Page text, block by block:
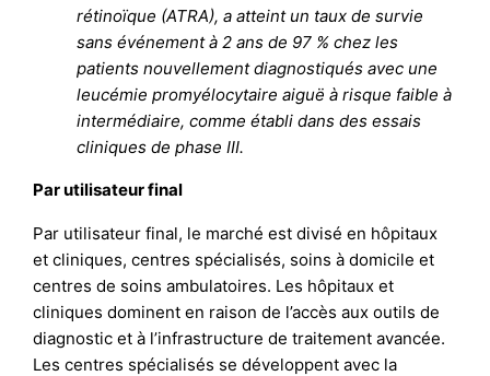
rétinoïque (ATRA), a atteint un taux de survie
sans événement à 2 ans de 97 % chez les
patients nouvellement diagnostiqués avec une
leucémie promyélocytaire aiguë à risque faible à
intermédiaire, comme établi dans des essais
cliniques de phase III.
Par utilisateur final
Par utilisateur final, le marché est divisé en hôpitaux
et cliniques, centres spécialisés, soins à domicile et
centres de soins ambulatoires. Les hôpitaux et
cliniques dominent en raison de l’accès aux outils de
diagnostic et à l’infrastructure de traitement avancée.
Les centres spécialisés se développent avec la